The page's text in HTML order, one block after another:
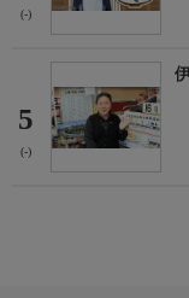
(-)
5
(-)